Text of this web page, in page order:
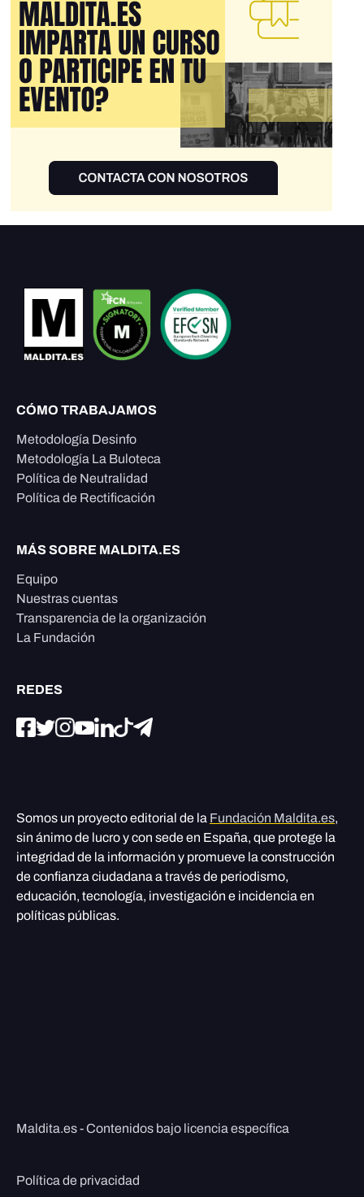
CÓMO TRABAJAMOS
Metodología Desinfo
Metodología La Buloteca
Política de Neutralidad
Política de Rectificación
MÁS SOBRE MALDITA.ES
Equipo
Nuestras cuentas
Transparencia de la organización
La Fundación
REDES
Somos un proyecto editorial de la Fundación Maldita.es,
sin ánimo de lucro y con sede en España, que protege la
integridad de la información y promueve la construcción
de confianza ciudadana a través de periodismo,
educación, tecnología, investigación e incidencia en
políticas públicas.
Maldita.es - Contenidos bajo licencia específica
Política de privacidad